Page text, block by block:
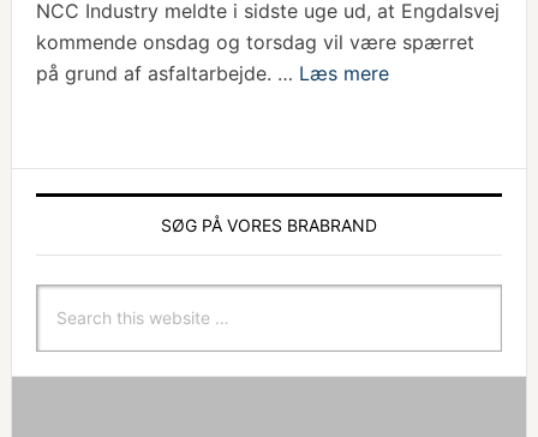
NCC Industry meldte i sidste uge ud, at Engdalsvej
kommende onsdag og torsdag vil være spærret
på grund af asfaltarbejde. … Læs mere
SØG PÅ VORES BRABRAND